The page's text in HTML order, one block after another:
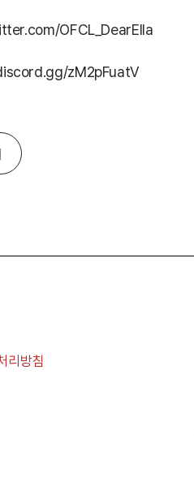
OFCL_DearElla
zM2pFuatV
리방침